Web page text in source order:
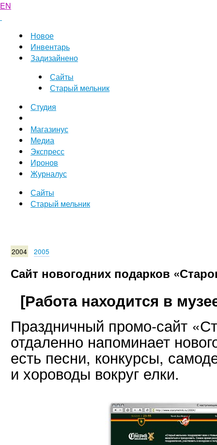
EN
Новое
Инвентарь
Задизайнено
Сайты
Старый мельник
Студия
Магазинус
Медиа
Экспресс
Иронов
Журналус
Сайты
Старый мельник
2004 2005
Сайт новогодних подарков
[Работа находится в
Праздничный промо-сайт
отдаленно напоминает
есть песни, конкурсы,
и хороводы вокруг елки.